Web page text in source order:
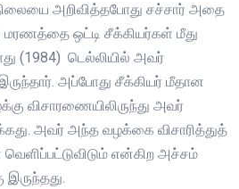
அறிவித்தபோது சச்சார் அதை
மரணத்தை ஒட்டி சீக்கியர்கள் மீது
(1984) டெல்லியில் அவர்
அப்போது சீக்கியர் மீதான
விசாரணையிலிருந்து அவர்
அவர் அந்த வழக்கை விசாரித்துத்
என்கிற அச்சம்
இருந்தது.